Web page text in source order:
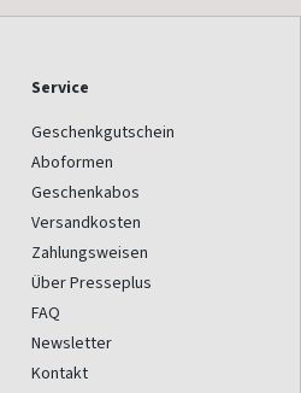
Service
Geschenkgutschein
Aboformen
Geschenkabos
Versandkosten
Zahlungsweisen
Über Presseplus
FAQ
Newsletter
Kontakt